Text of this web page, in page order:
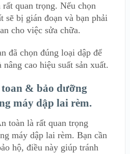
quan trọng. Nếu chọn
sẽ bị gián đoạn và bạn phải
cho việc sửa chữa.
đã chọn đúng loại dập để
cao hiệu suất sản xuất.
& bảo dưỡng
máy dập lai rèm.
toàn là rất quan trọng
máy dập lai rèm. Bạn cần
hộ, điều này giúp tránh